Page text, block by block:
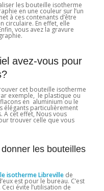
les bouteille isotherme
en une couleur sur l’un
à ces contenants d’être
circulaire. En effet, elle
vous avez la gravure
avez-vous pour
cet bouteille isotherme
exemple, le plastique ou
en aluminium ou le
élégants particulièrement
A cet effet, Nous vous
trouver celle que vous
les bouteilles
isotherme Libreville de
est pour le bureau. C’est
évite l’utilisation de